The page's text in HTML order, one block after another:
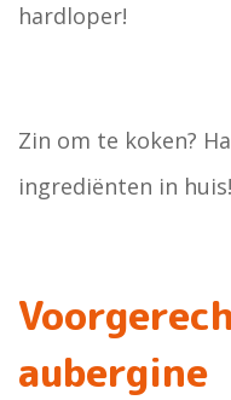
hardloper!
Zin om te koken?
ingrediënten in huis!
aubergine